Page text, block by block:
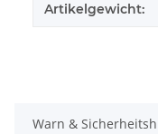
Artikelgewicht:
Warn &